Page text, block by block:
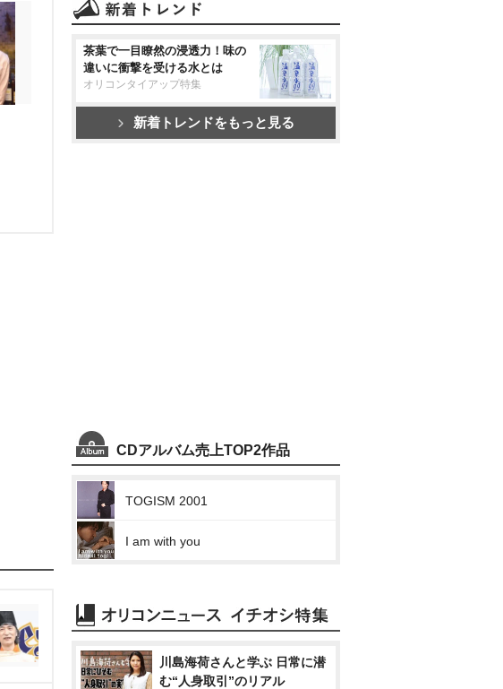
茶葉で一目瞭然の浸透力！味の
違いに衝撃を受ける水とは
オリコンタイアップ特集
新着トレンドをもっと見る
CDアルバム売上TOP2作品
TOGISM 2001
I am with you
川島海荷さんと学ぶ 日常に潜
む“人身取引”のリアル